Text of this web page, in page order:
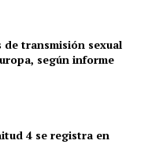
de transmisión sexual
según informe
4 se registra en